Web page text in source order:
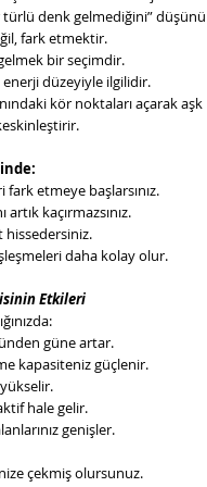
türlü denk gelmediğini”
fark etmektir.
bir seçimdir.
düzeyiyle ilgilidir.
kör noktaları açarak aşk
fark etmeye başlarsınız.
artık kaçırmazsınız.
hissedersiniz.
daha kolay olur.
Etkileri
güne artar.
kapasiteniz güçlenir.
hale gelir.
genişler.
çekmiş olursunuz.